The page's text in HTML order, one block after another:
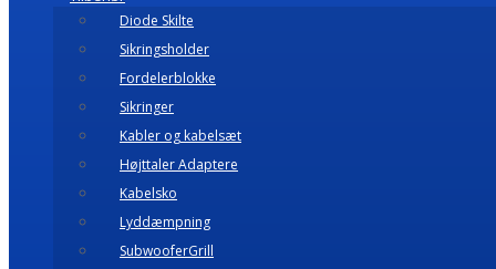
Diode Skilte
Sikringsholder
Fordelerblokke
Sikringer
Kabler og kabelsæt
Højttaler Adaptere
Kabelsko
Lyddæmpning
SubwooferGrill